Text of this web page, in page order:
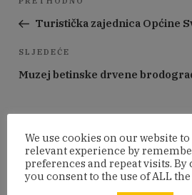
Turistička zajednica Općine
Sljedeća
SLJEDEĆE
Muzej betinske drvene
Pretraži: Pretraži
We use cookies on our website
relevant experience by
preferences and repeat visits. By
you consent to the use of ALL